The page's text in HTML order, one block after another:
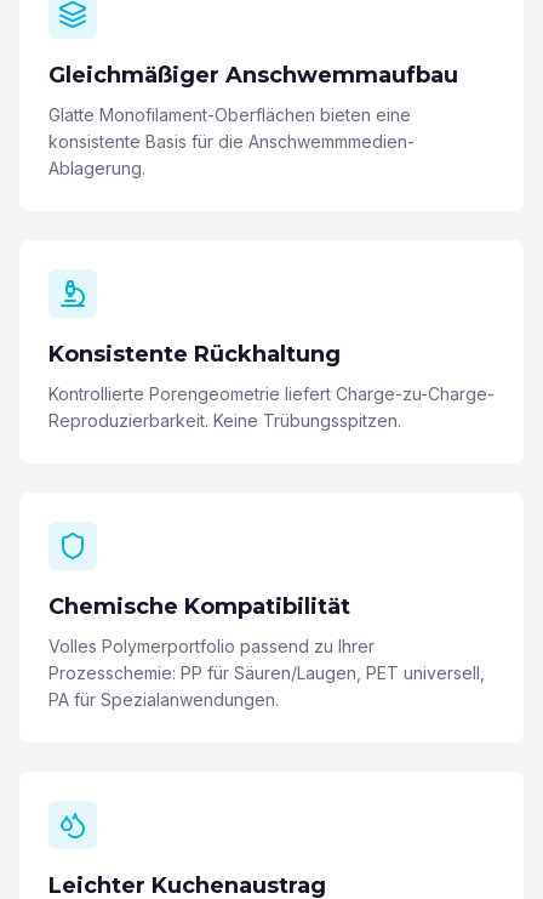
Gleichmäßiger Anschwemmaufbau
Glatte Monofilament-Oberflächen bieten eine
konsistente Basis für die Anschwemmmedien-
Ablagerung.
Konsistente Rückhaltung
Kontrollierte Porengeometrie liefert Charge-zu-Charge-
Reproduzierbarkeit. Keine Trübungsspitzen.
Chemische Kompatibilität
Volles Polymerportfolio passend zu Ihrer
Prozesschemie: PP für Säuren/Laugen, PET universell,
PA für Spezialanwendungen.
Leichter Kuchenaustrag